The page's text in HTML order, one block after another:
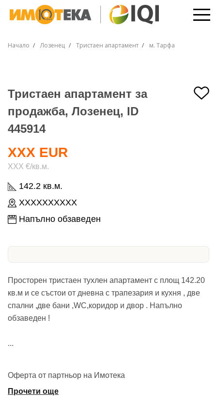
Начало Лозенец Тристаен апартамент м. Тарфа
Тристаен апартамент за
продажба, Лозенец, ID
445914
142.2 кв.м.
XXXXXXXXXX
Напълно обзаведен
XXX EUR
XXX €/кв.м.
Просторен тристаен тухлен апартамент с площ 142.20
кв.м и се състои от дневна с трапезария и кухня , две
спални ,две бани ,WC,коридор и двор . Напълно
обзаведен !
...
Оферта от партньор на Имотека
Прочети още